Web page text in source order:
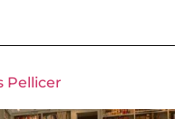
Pellicer